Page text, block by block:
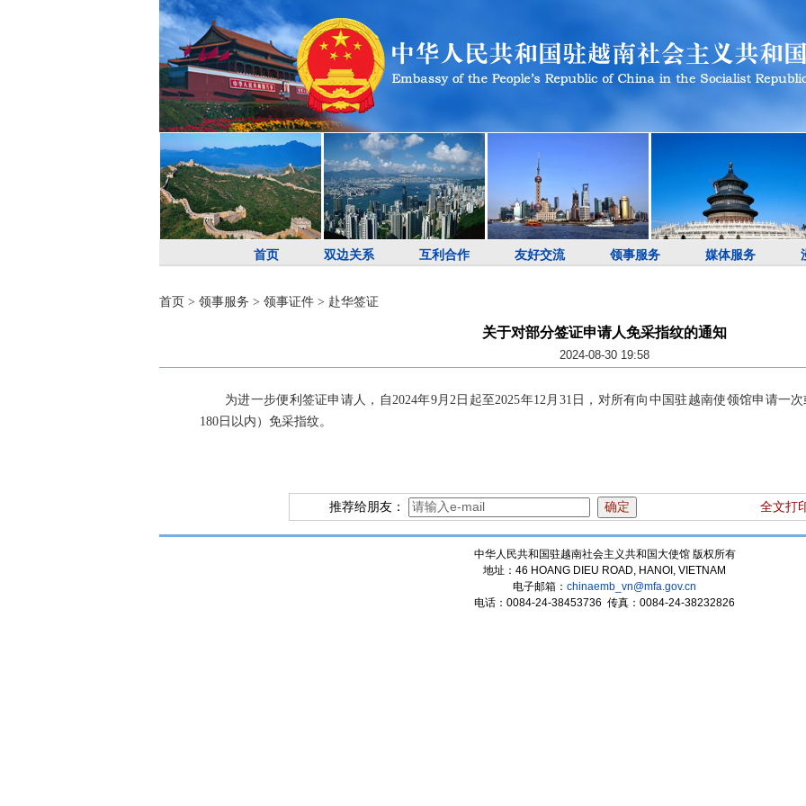
首页 双边关系 互利合作 友好交流 领事服务 媒体服务
首页 > 领事服务 > 领事证件> 赴华签证
关于对部分签证申请人免采指纹的通知
2024-08-30 19:58
为进一步便利签证申请人，自2024年9月2日起至2025年12月31日，对所有向中国驻越南使领馆申请一
180日以内）免采指纹。
推荐给朋友： 全文打
中华人民共和国驻越南社会主义共和国大使馆 版权所有
地址：46 HOANG DIEU ROAD, HANOI, VIETNAM
电子邮箱： chinaemb_vn@mfa.gov.cn
电话：0084-24-38453736 传真：0084-24-38232826